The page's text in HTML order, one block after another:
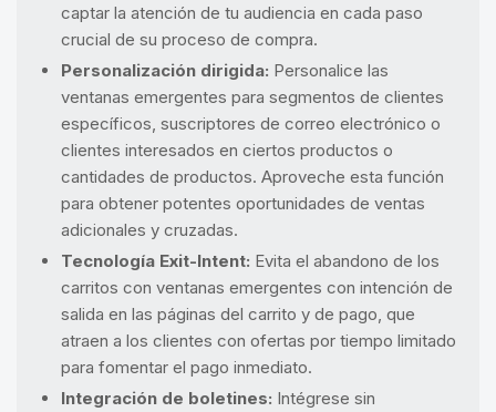
captar la atención de tu audiencia en cada paso
crucial de su proceso de compra.
Personalización dirigida: Personalice las
ventanas emergentes para segmentos de clientes
específicos, suscriptores de correo electrónico o
clientes interesados en ciertos productos o
cantidades de productos. Aproveche esta función
para obtener potentes oportunidades de ventas
adicionales y cruzadas.
Tecnología Exit-Intent: Evita el abandono de los
carritos con ventanas emergentes con intención de
salida en las páginas del carrito y de pago, que
atraen a los clientes con ofertas por tiempo limitado
para fomentar el pago inmediato.
Integración de boletines: Intégrese sin